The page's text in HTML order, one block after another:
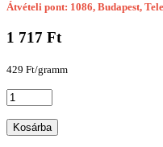
Átvételi pont: 1086, Budapest,
1 717 Ft
429 Ft/gramm
Kosárba